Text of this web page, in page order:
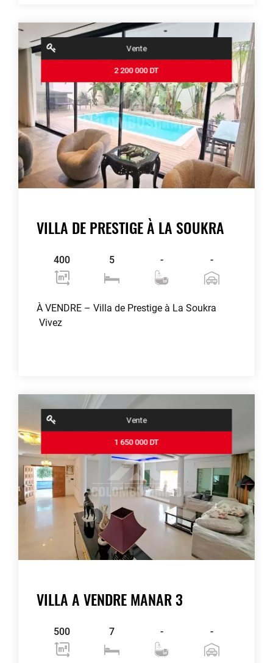
Vente
2 200 000 DT
VILLA DE PRESTIGE À LA SOUKRA
400 5 - -
À VENDRE – Villa de Prestige à La Soukra
Vivez
Vente
1 650 000 DT
VILLA A VENDRE MANAR 3
500 7 - -